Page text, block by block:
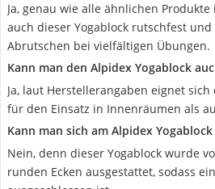
Ja, genau wie alle ähnlichen
auch dieser Yogablock rutschfest
Abrutschen bei vielfältigen Übungen.
Kann man den Alpidex Yogablock
Ja, laut Herstellerangaben eignet sich
für den Einsatz in Innenräumen als
Kann man sich am Alpidex
Nein, denn dieser Yogablock wurde
runden Ecken ausgestattet, sodass